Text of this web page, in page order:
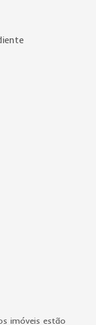
imóveis estão